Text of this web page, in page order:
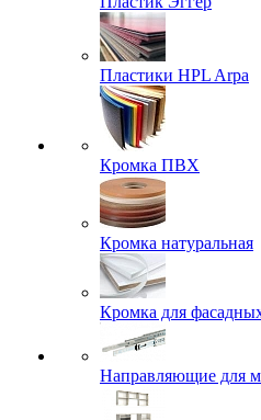
Пластики HPL Arpa
Кромка ПВХ
Кромка натуральная
Кромка для
Направляющие для